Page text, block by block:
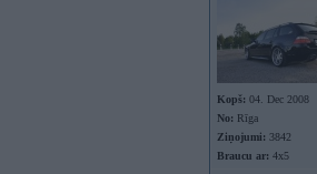
Kopš: 04. Dec 2008
No: Rīga
Ziņojumi: 3842
Braucu ar: 4x5